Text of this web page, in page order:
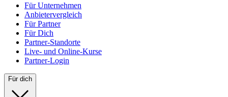
Für Unternehmen
Anbietervergleich
Für Partner
Für Dich
Partner-Standorte
Live- und Online-Kurse
Partner-Login
Für dich